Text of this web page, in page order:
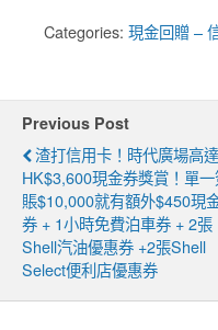
Categories: 現金回贈 –
Previous Post
渣打信用卡！時代廣場高達
HK$3,600現金券獎賞！單
賬$10,000就有額外$450現
券 + 1小時免費泊車券 + 2張
Shell汽油優惠券 +2張Shell
Select便利店優惠券